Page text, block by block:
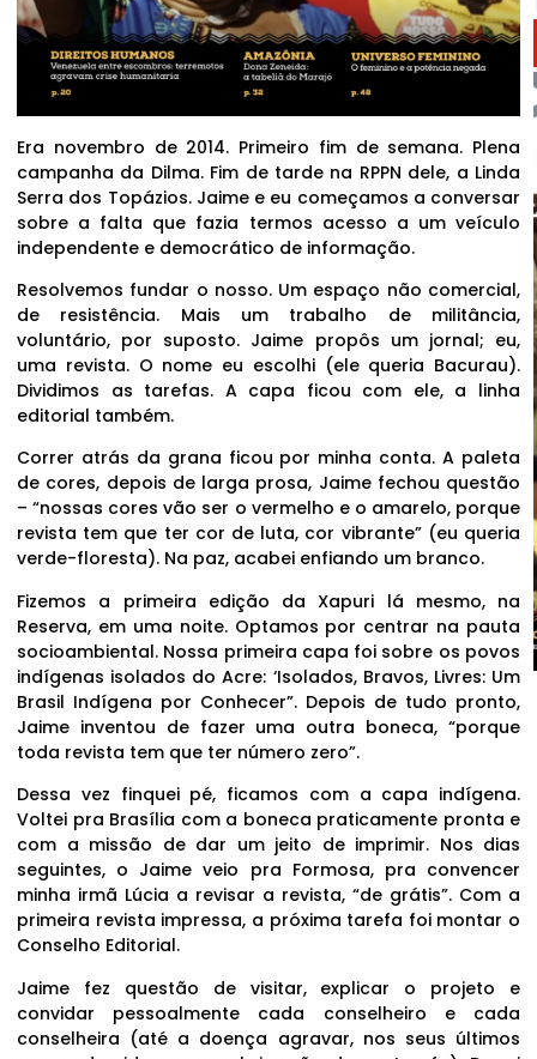
Era novembro de 2014. Primeiro fim de semana. Plena
campanha da Dilma. Fim de tarde na RPPN dele, a Linda
Serra dos Topázios. Jaime e eu começamos a conversar
sobre a falta que fazia termos acesso a um veículo
independente e democrático de informação.
Resolvemos fundar o nosso. Um espaço não comercial,
de resistência. Mais um trabalho de militância,
voluntário, por suposto. Jaime propôs um jornal; eu,
uma revista. O nome eu escolhi (ele queria Bacurau).
Dividimos as tarefas. A capa ficou com ele, a linha
editorial também.
Correr atrás da grana ficou por minha conta. A paleta
de cores, depois de larga prosa, Jaime fechou questão
– “nossas cores vão ser o vermelho e o amarelo, porque
revista tem que ter cor de luta, cor vibrante” (eu queria
verde-floresta). Na paz, acabei enfiando um branco.
Fizemos a primeira edição da Xapuri lá mesmo, na
Reserva, em uma noite. Optamos por centrar na pauta
socioambiental. Nossa primeira capa foi sobre os povos
indígenas isolados do Acre: ‘Isolados, Bravos, Livres: Um
Brasil Indígena por Conhecer”. Depois de tudo pronto,
Jaime inventou de fazer uma outra boneca, “porque
toda revista tem que ter número zero”.
Dessa vez finquei pé, ficamos com a capa indígena.
Voltei pra Brasília com a boneca praticamente pronta e
com a missão de dar um jeito de imprimir. Nos dias
seguintes, o Jaime veio pra Formosa, pra convencer
minha irmã Lúcia a revisar a revista, “de grátis”. Com a
primeira revista impressa, a próxima tarefa foi montar o
Conselho Editorial.
Jaime fez questão de visitar, explicar o projeto e
convidar pessoalmente cada conselheiro e cada
conselheira (até a doença agravar, nos seus últimos